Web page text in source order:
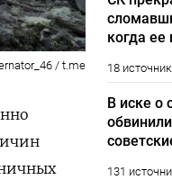
/ t.me